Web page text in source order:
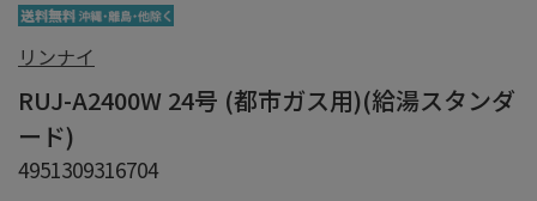
リンナイ
RUJ-A2400W 24号 (都市ガス用)(給湯スタンダ
ード)
4951309316704